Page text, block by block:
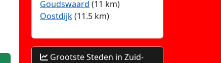
Goudswaard (11 km)
Oostdijk(11.5 km)
Grootste Steden in Zuid-